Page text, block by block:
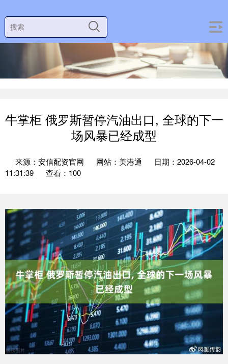
牛掌柜 俄罗斯暂停汽油出口, 全球的下一
场风暴已经成型
来源：安信配资官网 网站：美港通
日期：2026-04-02
11:31:39
查看：100